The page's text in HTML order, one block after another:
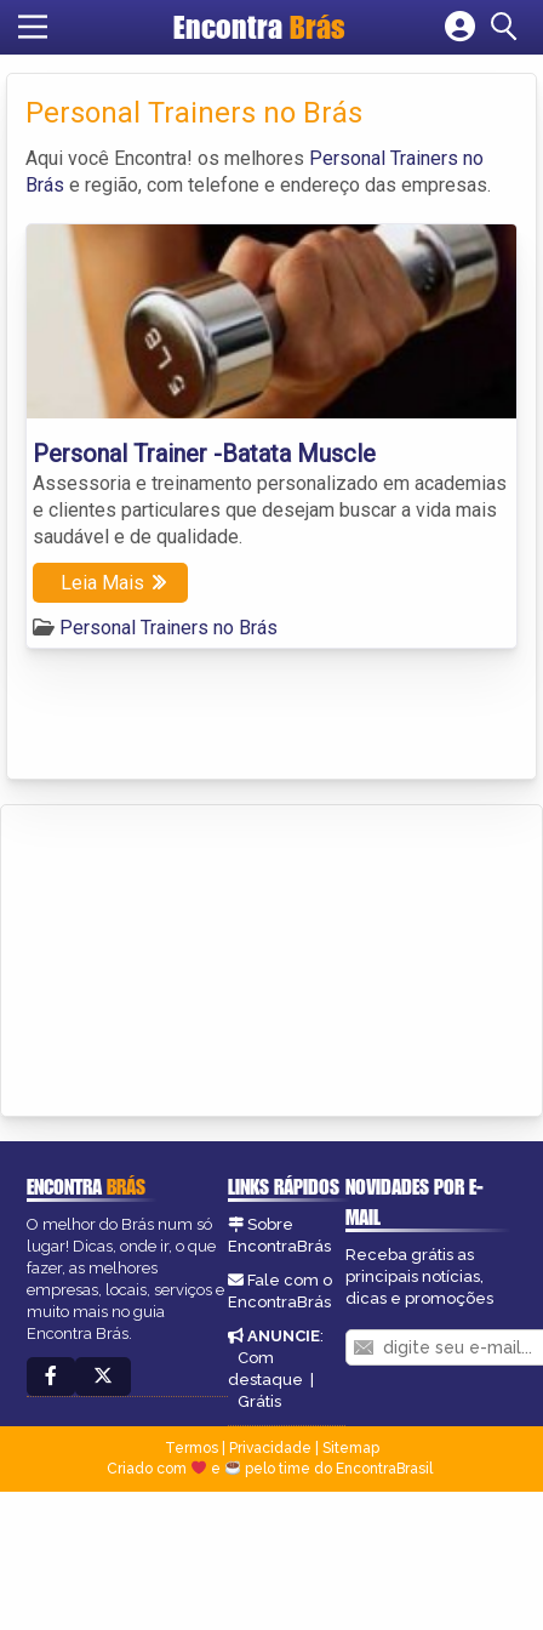
Encontra Brás
Cadastrar empresa
Criar conta
Personal Trainers no Brás
Aqui você Encontra! os melhores Personal Trainers no
Brás e região, com telefone e endereço das empresas.
Personal Trainer -Batata Muscle
Assessoria e treinamento personalizado em academias
e clientes particulares que desejam buscar a vida mais
saudável e de qualidade.
Leia Mais
Personal Trainers no Brás
ENCONTRABRÁS
O melhor do Brás num só
lugar! Dicas, onde ir, o que
fazer, as melhores
empresas, locais, serviços e
muito mais no guia
Encontra Brás.
LINKS RÁPIDOS
Sobre
EncontraBrás
Fale com o
EncontraBrás
ANUNCIE:
Com
destaque |
Grátis
NOVIDADES POR E-
MAIL
Receba grátis as
principais notícias,
dicas e promoções
Termos| Privacidade
Sitemap
Criado com
e pelo time do EncontraBrasil